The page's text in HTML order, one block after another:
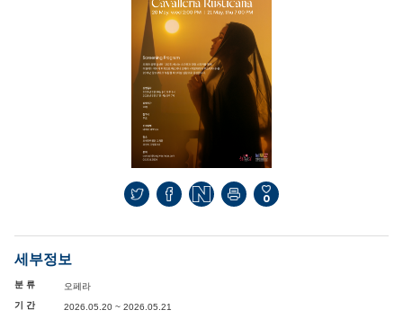
0
세부정보
분 류
오페라
기 간
2026.05.20 ~ 2026.05.21